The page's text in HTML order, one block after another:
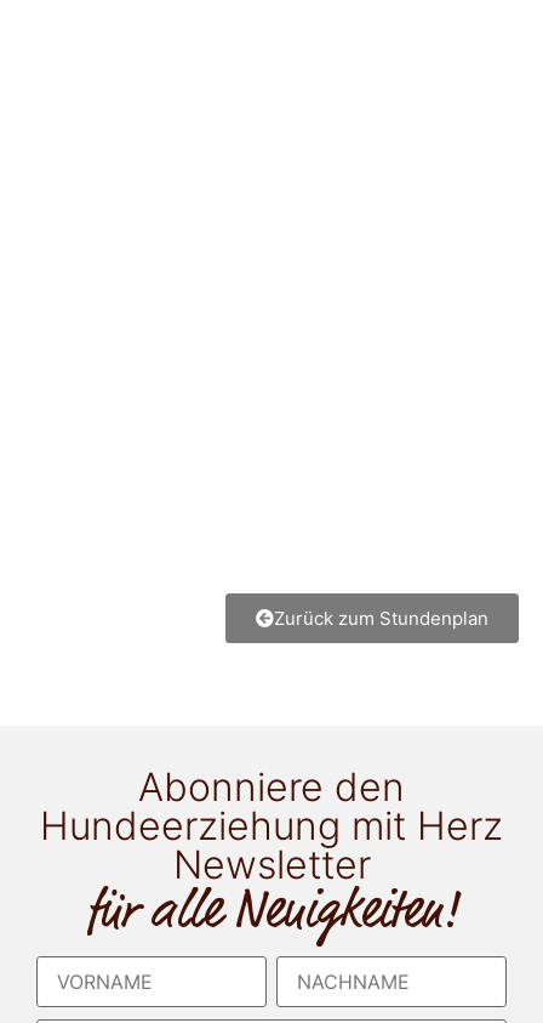
Zurück zum Stundenplan
Abonniere den
Hundeerziehung mit Herz
Newsletter
für alle Neuigkeiten!